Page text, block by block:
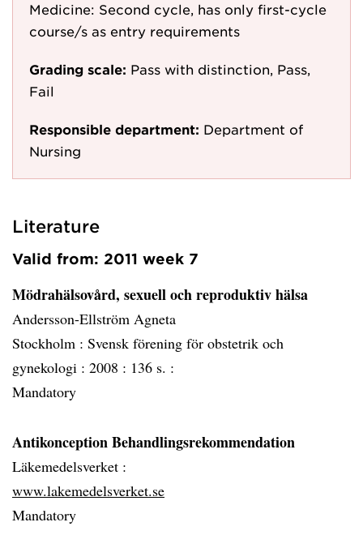
Medicine: Second cycle, has only first-cycle
course/s as entry requirements
Grading scale: Pass with distinction, Pass,
Fail
Responsible department: Department of
Nursing
Literature
Valid from: 2011 week 7
Mödrahälsovård, sexuell och reproduktiv hälsa
Andersson-Ellström Agneta
Stockholm : Svensk förening för obstetrik och
gynekologi : 2008 : 136 s. :
Mandatory
Antikonception Behandlingsrekommendation
Läkemedelsverket :
www.lakemedelsverket.se
Mandatory